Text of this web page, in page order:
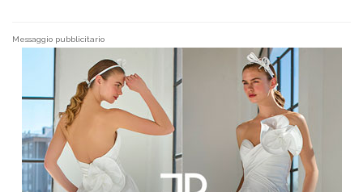
Messaggio pubblicitario